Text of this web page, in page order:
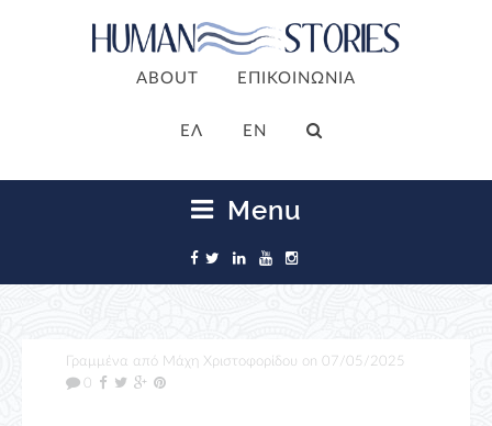
ABOUT ΕΠΙΚΟΙΝΩΝΙΑ
ΕΛ EN
Menu
Γραμμένα από Μάχη Χριστοφορίδου on 07/05/2025
0